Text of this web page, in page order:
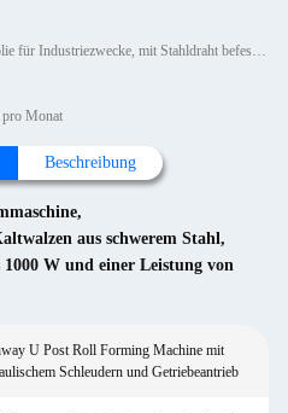
Verpackung Informationen: Kunststofffolie für Industriezwecke, mit Stahldraht befestigt.
pro Monat
Beschreibung
,
aus schwerem Stahl,
W und einer Leistung von
U Post Roll Forming Machine mit
Schleudern und Getriebeantrieb